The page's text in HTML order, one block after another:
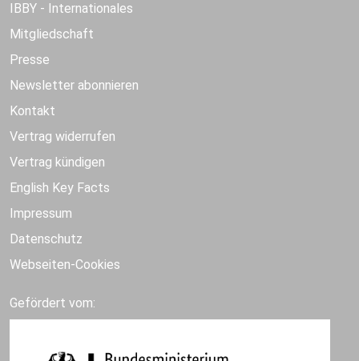
IBBY - Internationales
Mitgliedschaft
Presse
Newsletter abonnieren
Kontakt
Vertrag widerrufen
Vertrag kündigen
English Key Facts
Impressum
Datenschutz
Webseiten-Cookies
Gefördert vom: